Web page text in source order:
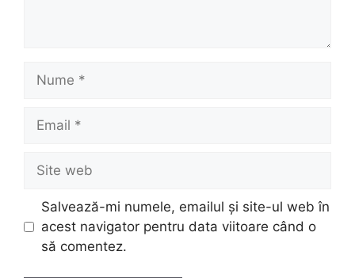
Nume
Email
Site
web
Salvează-mi numele, emailul și site-ul web în
acest navigator pentru data viitoare când o
să comentez.